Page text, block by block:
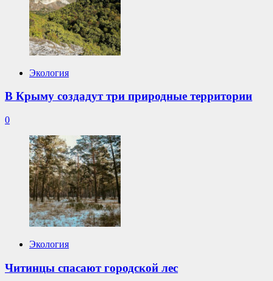
Экология
В Крыму создадут три природные территории
0
Экология
Читинцы спасают городской лес